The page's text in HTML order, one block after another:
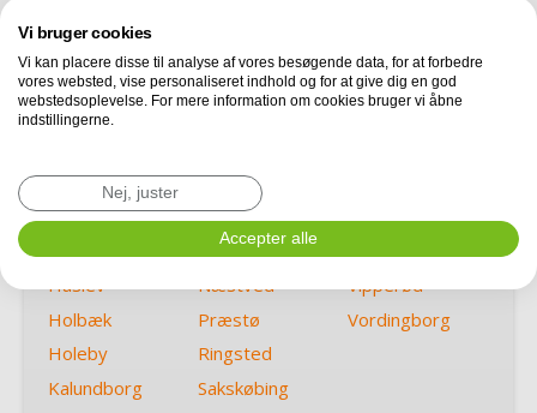
Dianalund
Køge
Faxe
Nykøbing F
Store Heddinge
Nykøbing Sj
Haslev
Næstved
Vipperød
Holbæk
Præstø
Vordingborg
Holeby
Ringsted
Kalundborg
Sakskøbing
Vi bruger cookies
Vi kan placere disse til analyse af vores besøgende data, for at forbedre
vores websted, vise personaliseret indhold og for at give dig en god
webstedsoplevelse. For mere information om cookies bruger vi åbne
indstillingerne.
Nej, juster
Accepter alle